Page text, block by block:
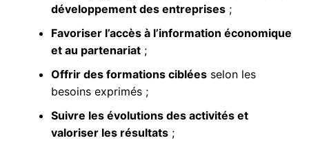
développement des entreprises;
Favoriser l’accès à l’information économique
et au partenariat;
Offrir des formations cibléesselon les
besoins exprimés ;
Suivre les évolutions des activités et
valoriser les résultats;